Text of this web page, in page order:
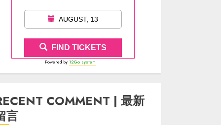
AUGUST, 13
FIND TICKETS
Powered by 12Go system
COMMENT | 最新
言